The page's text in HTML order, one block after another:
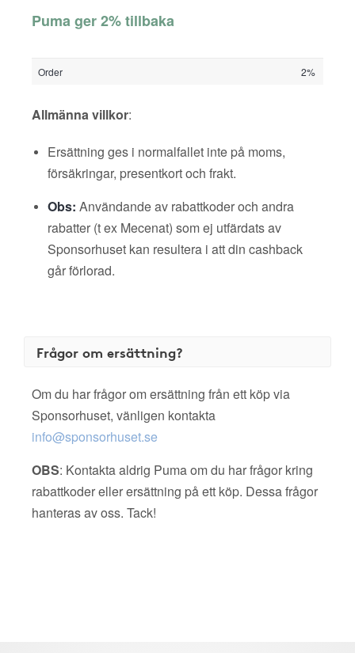
Puma ger 2% tillbaka
Order 2%
Allmänna villkor:
Ersättning ges i normalfallet inte på moms,
försäkringar, presentkort och frakt.
Obs: Användande av rabattkoder och andra
rabatter (t ex Mecenat) som ej utfärdats av
Sponsorhuset kan resultera i att din cashback
går förlorad.
Frågor om ersättning?
Om du har frågor om ersättning från ett köp via
Sponsorhuset, vänligen kontakta
info@sponsorhuset.se
OBS: Kontakta aldrig Puma om du har frågor kring
rabattkoder eller ersättning på ett köp. Dessa frågor
hanteras av oss. Tack!